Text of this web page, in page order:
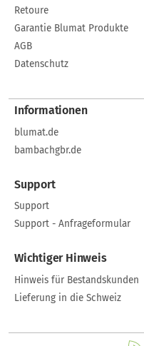
Retoure
Garantie Blumat Produkte
AGB
Datenschutz
Informationen
blumat.de
bambachgbr.de
Support
Support
Support - Anfrageformular
Wichtiger Hinweis
Hinweis für Bestandskunden
Lieferung in die Schweiz